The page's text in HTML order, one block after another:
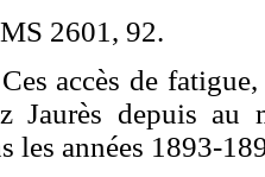
MS 2601, 92.
Ces accès de
Jaurès depuis au
les années 1893-